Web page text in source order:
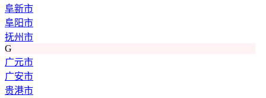
阜新市
阜阳市
抚州市
G
广元市
广安市
贵港市